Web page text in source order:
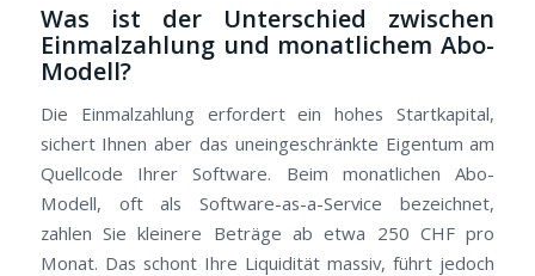
Was ist der Unterschied zwischen
Einmalzahlung und monatlichem Abo-
Modell?
Die Einmalzahlung erfordert ein hohes Startkapital,
sichert Ihnen aber das uneingeschränkte Eigentum am
Quellcode Ihrer Software. Beim monatlichen Abo-
Modell, oft als Software-as-a-Service bezeichnet,
zahlen Sie kleinere Beträge ab etwa 250 CHF pro
Monat. Das schont Ihre Liquidität massiv, führt jedoch